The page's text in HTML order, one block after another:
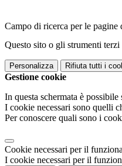
Campo di ricerca per le pagine
Questo sito o gli strumenti
Personalizza Rifiuta tutti i
Gestione cookie
In questa schermata è
I cookie necessari sono quelli
Per conoscere quali sono i
Cookie necessari per il
I cookie necessari per il